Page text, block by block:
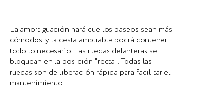
La amortiguación hará que los paseos sean más
cómodos, y la cesta ampliable podrá contener
todo lo necesario. Las ruedas delanteras se
bloquean en la posición "recta". Todas las
ruedas son de liberación rápida para facilitar el
mantenimiento.